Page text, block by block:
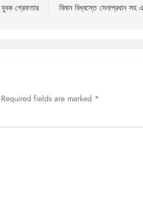
গ্রেফতার
বিমান বিধ্বস্তে সেনাপ্রধান
Required fields are marked *